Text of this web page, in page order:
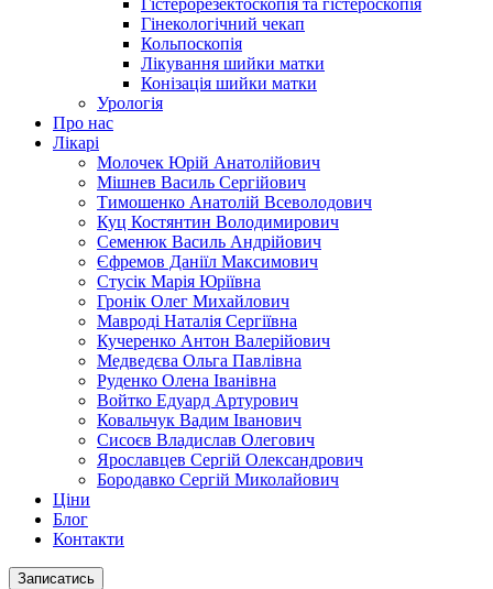
Гістерорезектоскопія та гістероскопія
Гінекологічний чекап
Кольпоскопія
Лікування шийки матки
Конізація шийки матки
Урологія
Про нас
Лікарі
Молочек Юрій Анатолійович
Мішнев Василь Сергійович
Тимошенко Анатолій Всеволодович
Куц Костянтин Володимирович
Семенюк Василь Андрійович
Єфремов Даніїл Максимович
Стусік Марія Юріївна
Гронік Олег Михайлович
Мавроді Наталія Сергіївна
Кучеренко Антон Валерійович
Медведєва Ольга Павлівна
Руденко Олена Іванівна
Войтко Едуард Артурович
Ковальчук Вадим Іванович
Сисоєв Владислав Олегович
Ярославцев Сергій Олександрович
Бородавко Сергій Миколайович
Ціни
Блог
Контакти
Записатись